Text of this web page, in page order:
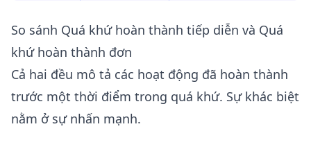
So sánh Quá khứ hoàn thành tiếp diễn và Quá
khứ hoàn thành đơn
Cả hai đều mô tả các hoạt động đã hoàn thành
trước một thời điểm trong quá khứ. Sự khác biệt
nằm ở sự nhấn mạnh.